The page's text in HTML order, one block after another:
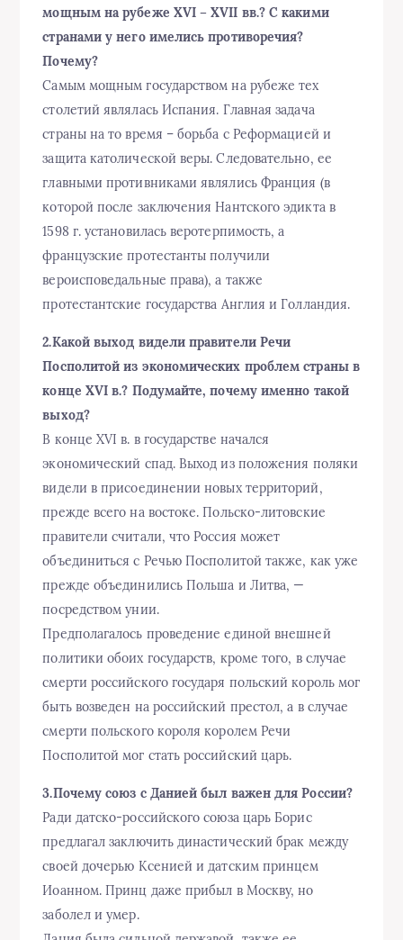
мощным на рубеже XVI – XVII вв.? С какими
странами у него имелись противоречия?
Почему?
Самым мощным государством на рубеже тех
столетий являлась Испания. Главная задача
страны на то время – борьба с Реформацией и
защита католической веры. Следовательно, ее
главными противниками являлись Франция (в
которой после заключения Нантского эдикта в
1598 г. установилась веротерпимость, а
французские протестанты получили
вероисповедальные права), а также
протестантские государства Англия и Голландия.
2.Какой выход видели правители Речи
Посполитой из экономических проблем страны в
конце XVI в.? Подумайте, почему именно такой
выход?
В конце XVI в. в государстве начался
экономический спад. Выход из положения поляки
видели в присоединении новых территорий,
прежде всего на востоке. Польско-литовские
правители считали, что Россия может
объединиться с Речью Посполитой также, как уже
прежде объединились Польша и Литва, —
посредством унии.
Предполагалось проведение единой внешней
политики обоих государств, кроме того, в случае
смерти российского государя польский король мог
быть возведен на российский престол, а в случае
смерти польского короля королем Речи
Посполитой мог стать российский царь.
3.Почему союз с Данией был важен для России?
Ради датско-российского союза царь Борис
предлагал заключить династический брак между
своей дочерью Ксенией и датским принцем
Иоанном. Принц даже прибыл в Москву, но
заболел и умер.